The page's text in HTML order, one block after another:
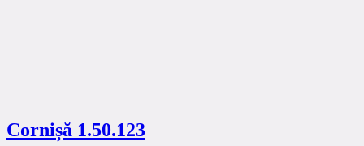
Cornișă 1.50.123